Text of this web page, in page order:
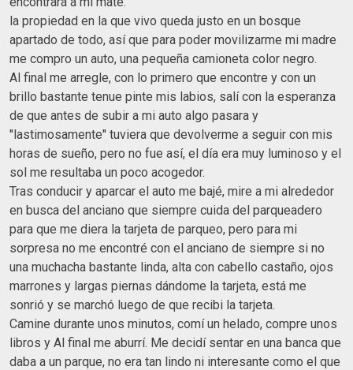
la propiedad en la que vivo queda justo en un bosque
apartado de todo, así que para poder movilizarme mi madre
me compro un auto, una pequeña camioneta color negro.
Al final me arregle, con lo primero que encontre y con un
brillo bastante tenue pinte mis labios, salí con la esperanza
de que antes de subir a mi auto algo pasara y
''lastimosamente'' tuviera que devolverme a seguir con mis
horas de sueño, pero no fue así, el día era muy luminoso y el
sol me resultaba un poco acogedor.
Tras conducir y aparcar el auto me bajé, mire a mi alrededor
en busca del anciano que siempre cuida del parqueadero
para que me diera la tarjeta de parqueo, pero para mi
sorpresa no me encontré con el anciano de siempre si no
una muchacha bastante linda, alta con cabello castaño, ojos
marrones y largas piernas dándome la tarjeta, está me
sonrió y se marchó luego de que recibi la tarjeta.
Camine durante unos minutos, comí un helado, compre unos
libros y Al final me aburrí. Me decidí sentar en una banca que
daba a un parque, no era tan lindo ni interesante como el que